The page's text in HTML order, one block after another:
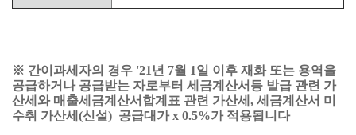
※ 간이과세자의 경우 '21년 7월 1일 이후 재화 또는 용역을
공급하거나 공급받는 자로부터 세금계산서등 발급 관련 가
산세와 매출세금계산서합계표 관련 가산세, 세금계산서 미
수취 가산세(신설) 공급대가 x 0.5%가 적용됩니다